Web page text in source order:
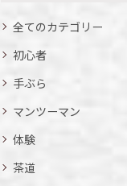
全てのカテゴリー
初心者
手ぶら
マンツーマン
体験
茶道